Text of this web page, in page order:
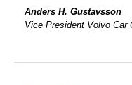
Anders H. Gustavsson
Vice President Volvo Car